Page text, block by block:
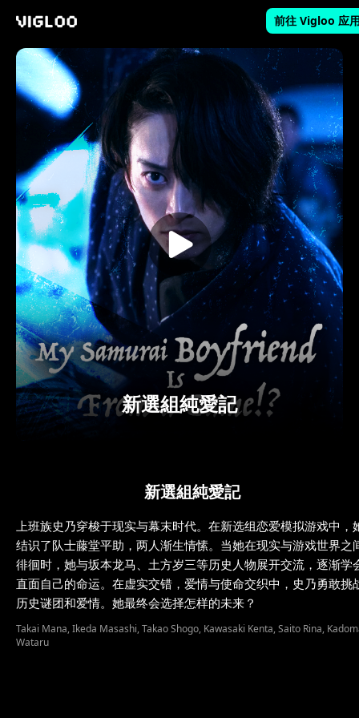
前往 Vigloo 应
新選組純愛記
新選組純愛記
上班族史乃穿梭于现实与幕末时代。在新选组恋爱模拟游戏中，
结识了队士藤堂平助，两人渐生情愫。当她在现实与游戏世界之
徘徊时，她与坂本龙马、土方岁三等历史人物展开交流，逐渐学
直面自己的命运。在虚实交错，爱情与使命交织中，史乃勇敢挑
历史谜团和爱情。她最终会选择怎样的未来？
Takai Mana, Ikeda Masashi, Takao Shogo, Kawasaki Kenta, Saito Rina,
Wataru